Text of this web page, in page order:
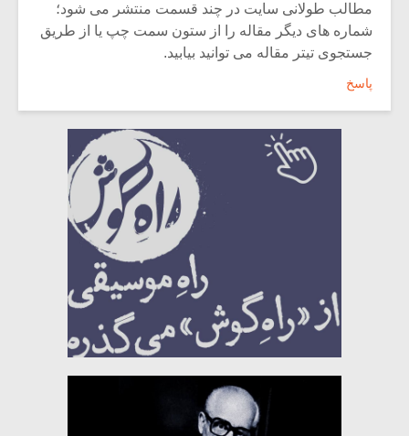
مطالب طولانی سایت در چند قسمت منتشر می شود؛
شماره های دیگر مقاله را از ستون سمت چپ یا از طریق
جستجوی تیتر مقاله می توانید بیابید.
پاسخ